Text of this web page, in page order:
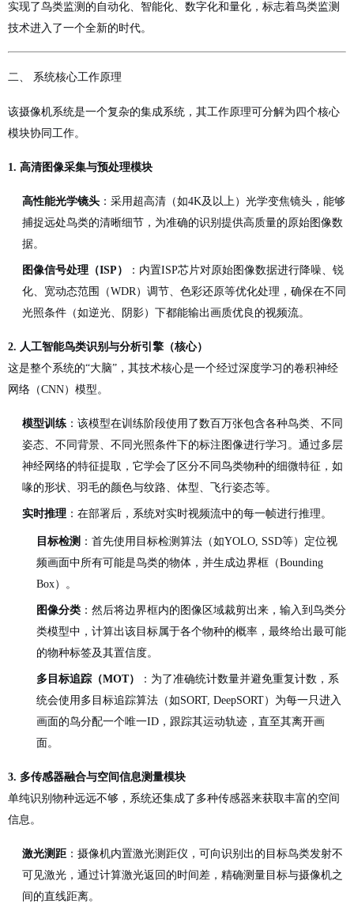
实现了鸟类监测的自动化、智能化、数字化和量化，标志着鸟类监测
技术进入了一个全新的时代。
二、 系统核心工作原理
该摄像机系统是一个复杂的集成系统，其工作原理可分解为四个核心
模块协同工作。
1. 高清图像采集与预处理模块
高性能光学镜头 ：采用超高清（如4K及以上）光学变焦镜头，能够
捕捉远处鸟类的清晰细节，为准确的识别提供高质量的原始图像数
据。
图像信号处理（ISP）
：内置ISP芯片对原始图像数据进行降噪、锐
化、宽动态范围（WDR）调节、色彩还原等优化处理，确保在不同
光照条件（如逆光、阴影）下都能输出画质优良的视频流。
2. 人工智能鸟类识别与分析引擎（核心）
这是整个系统的“大脑”，其技术核心是一个经过深度学习的卷积神经
网络（CNN）模型。
模型训练 ：该模型在训练阶段使用了数百万张包含各种鸟类、不同
姿态、不同背景、不同光照条件下的标注图像进行学习。通过多层
神经网络的特征提取，它学会了区分不同鸟类物种的细微特征，如
喙的形状、羽毛的颜色与纹路、体型、飞行姿态等。
实时推理 ：在部署后，系统对实时视频流中的每一帧进行推理。
目标检测 ：首先使用目标检测算法（如YOLO, SSD等）定位视
频画面中所有可能是鸟类的物体，并生成边界框（Bounding
Box）。
图像分类 ：然后将边界框内的图像区域裁剪出来，输入到鸟类分
类模型中，计算出该目标属于各个物种的概率，最终给出最可能
的物种标签及其置信度。
多目标追踪（MOT）
：为了准确统计数量并避免重复计数，系
统会使用多目标追踪算法（如SORT, DeepSORT）为每一只进入
画面的鸟分配一个唯一ID，跟踪其运动轨迹，直至其离开画
面。
3. 多传感器融合与空间信息测量模块
单纯识别物种远远不够，系统还集成了多种传感器来获取丰富的空间
信息。
激光测距 ：摄像机内置激光测距仪，可向识别出的目标鸟类发射不
可见激光，通过计算激光返回的时间差，精确测量目标与摄像机之
间的直线距离。